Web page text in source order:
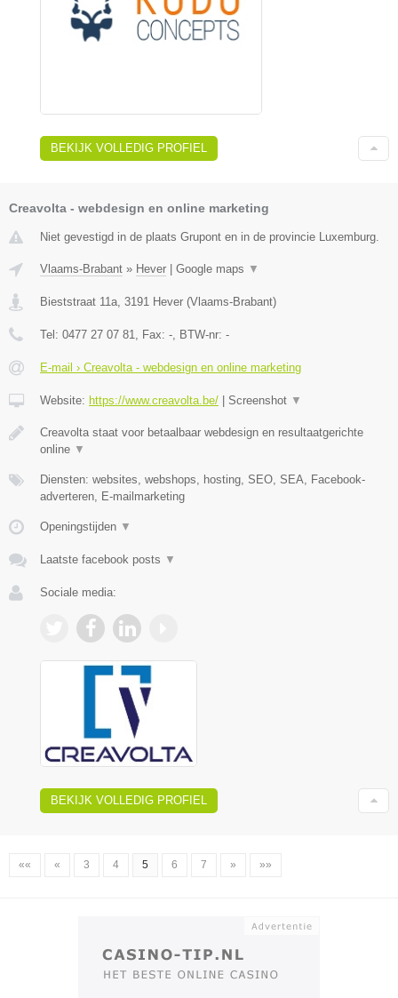
BEKIJK VOLLEDIG PROFIEL
Creavolta - webdesign en online marketing
Niet gevestigd in de plaats Grupont en in de provincie Luxemburg.
Vlaams-Brabant » Hever | Google maps ▼
Bieststraat 11a 3191 Hever (Vlaams-Brabant)
Tel: 0477 27 07 81 , Fax: - , BTW-nr: -
E-mail › Creavolta - webdesign en online marketing
Website: https://www.creavolta.be/ | Screenshot ▼
Creavolta staat voor betaalbaar webdesign en resultaatgerichte
online ▼
Diensten: websites, webshops, hosting, SEO, SEA, Facebook-
adverteren, E-mailmarketing
Openingstijden ▼
Laatste facebook posts ▼
Sociale media:
BEKIJK VOLLEDIG PROFIEL
«« « 3 4 5 6 7 » »»